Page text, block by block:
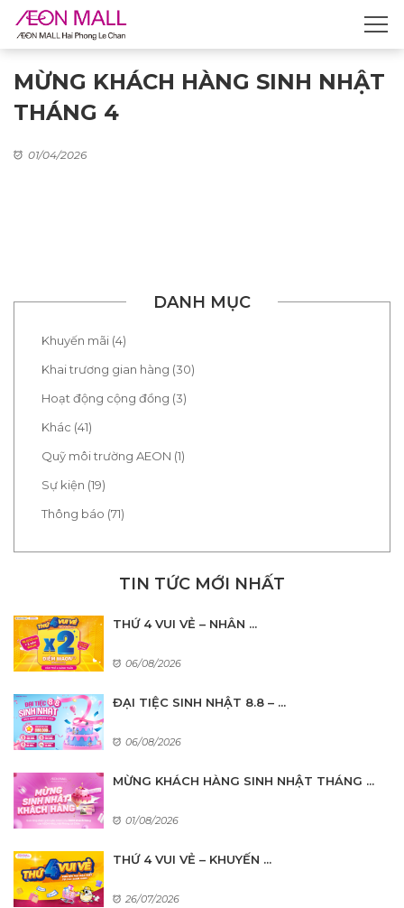
MỪNG KHÁCH HÀNG SINH NHẬT
THÁNG 4​
01/04/2026
DANH MỤC
Khuyến mãi (4)
Khai trương gian hàng (30)
Hoạt động cộng đồng (3)
Khác (41)
Quỹ môi trường AEON (1)
Sự kiện (19)
Thông báo (71)
TIN TỨC MỚI NHẤT
THỨ 4 VUI VẺ – NHÂN ...
06/08/2026
ĐẠI TIỆC SINH NHẬT 8.8 – ...
06/08/2026
MỪNG KHÁCH HÀNG SINH NHẬT THÁNG ...
01/08/2026
THỨ 4 VUI VẺ – KHUYẾN ...
26/07/2026